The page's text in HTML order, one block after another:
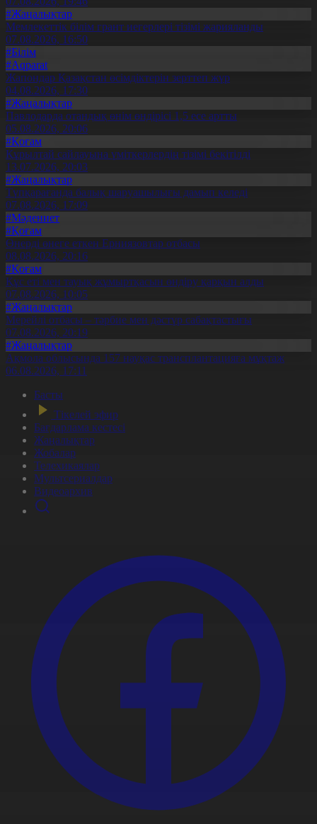
#Жаңалықтар
Мемлекеттік білім грант иегерлері тізімі жарияланды
07.08.2026, 16:50
#Білім
#Aqparat
Жапондар Қазақстан өсімдіктерін зерттеп жүр
04.08.2026, 17:30
#Жаңалықтар
Павлодарда отандық өнім өндірісі 1,5 есе артты
05.08.2026, 20:06
#Қоғам
Құрылтай сайлауына үміткерлердің тізімі бекітілді
13.07.2026, 20:03
#Жаңалықтар
Түпқарағанда балық шаруашылығы дамып келеді
07.08.2026, 17:09
#Мәдениет
#Қоғам
Өнерді өнеге еткен Ерниязовтар отбасы
08.08.2026, 20:16
#Қоғам
Құс еті мен тауық жұмыртқасын өндіру қарқын алды
07.08.2026, 10:05
#Жаңалықтар
Мерейлі отбасы – тәрбие мен дәстүр сабақтастығы
07.08.2026, 20:19
#Жаңалықтар
Ақмола облысында 157 науқас трансплантацияға мұқтаж
06.08.2026, 17:11
Басты
Тікелей эфир
Бағдарлама кестесі
Жаңалықтар
Жобалар
Телехикаялар
Мультсериалдар
Видеоархив